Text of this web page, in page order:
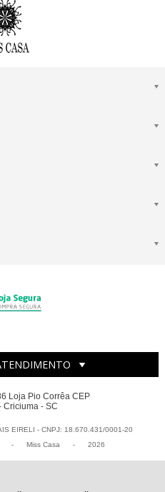
Loja Pio Corrêa CEP
Criciuma - SC
EIRELI - CNPJ: 18.670.431/0001-20
- Miss Casa - 2026